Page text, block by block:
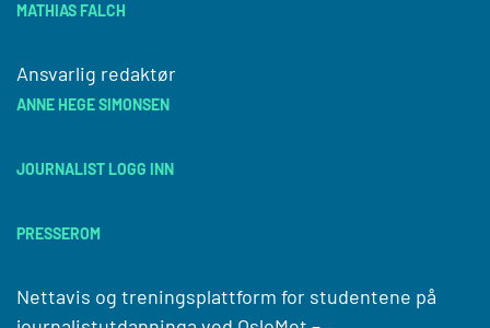
MATHIAS FALCH
Ansvarlig redaktør
ANNE HEGE SIMONSEN
JOURNALIST LOGG INN
PRESSEROM
Nettavis og treningsplattform for studentene på